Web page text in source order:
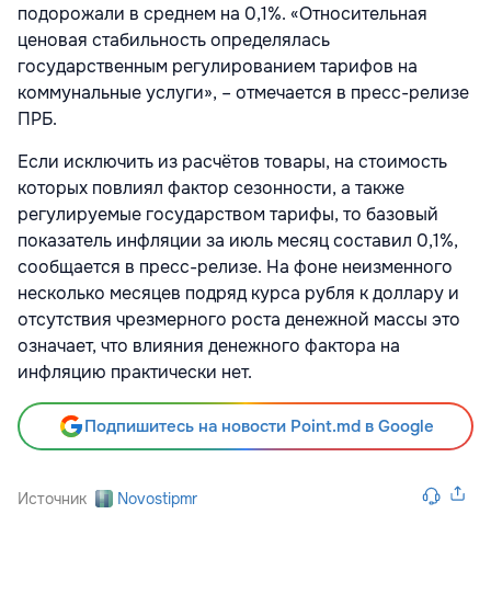
подорожали в среднем на 0,1%. «Относительная
ценовая стабильность определялась
государственным регулированием тарифов на
коммунальные услуги», – отмечается в пресс-релизе
ПРБ.
Если исключить из расчётов товары, на стоимость
которых повлиял фактор сезонности, а также
регулируемые государством тарифы, то базовый
показатель инфляции за июль месяц составил 0,1%,
сообщается в пресс-релизе. На фоне неизменного
несколько месяцев подряд курса рубля к доллару и
отсутствия чрезмерного роста денежной массы это
означает, что влияния денежного фактора на
инфляцию практически нет.
Подпишитесь на новости Point.md в Google
Источник Novostipmr